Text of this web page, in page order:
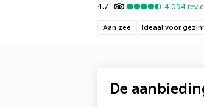
4,7 4.094
Aan zee Ideaal voor
De